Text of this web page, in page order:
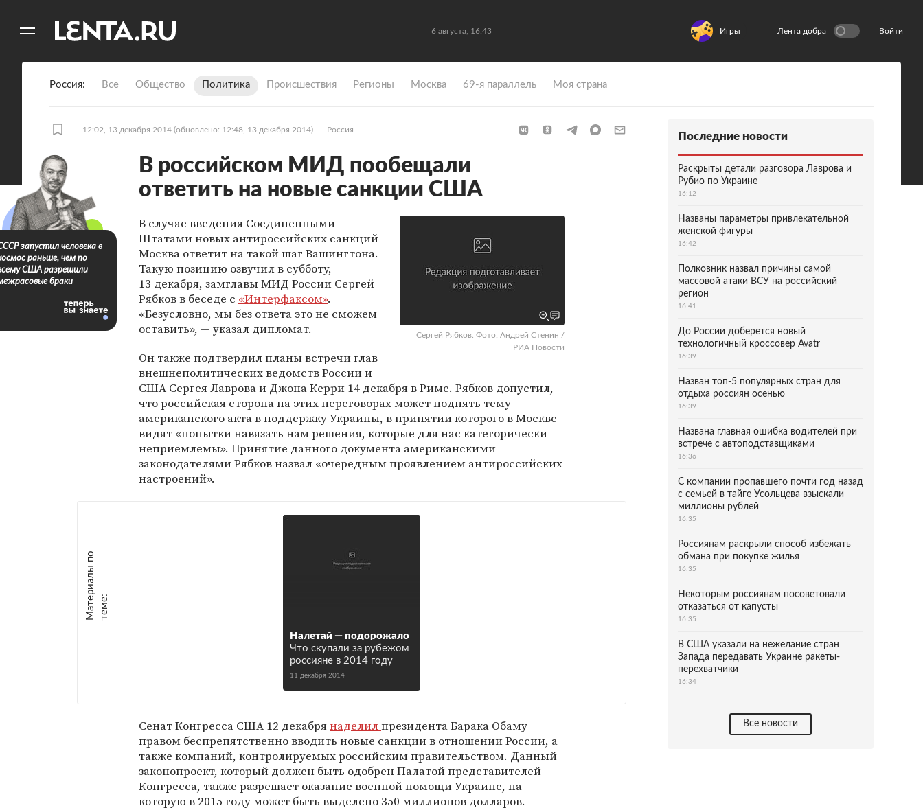
6 августа, 16:43 Игры Лента добра Войти
Россия Все Общество Политика Происшествия Регионы Москва 69-я параллель Моя страна
12:02, 13 декабря 2014 (обновлено: 12:48, 13 декабря 2014) Россия
В российском МИД пообещали
ответить на новые санкции США
Сергей Рябков. Фото: Андрей Стенин /
РИА Новости
В случае введения Соединенными
Штатами новых антироссийских санкций
Москва ответит на такой шаг Вашингтона.
Такую позицию озвучил в субботу,
13 декабря, замглавы МИД России Сергей
Рябков в беседе с «Интерфаксом».
«Безусловно, мы без ответа это не сможем
оставить», — указал дипломат.
Он также подтвердил планы встречи глав
внешнеполитических ведомств России и
США Сергея Лаврова и Джона Керри 14 декабря в Риме. Рябков допустил,
что российская сторона на этих переговорах может поднять тему
американского акта в поддержку Украины, в принятии которого в Москве
видят «попытки навязать нам решения, которые для нас категорически
неприемлемы». Принятие данного документа американскими
законодателями Рябков назвал «очередным проявлением антироссийских
настроений».
М
а
т е
р
и
а
л
ы
п
о
т
е
м
е :
Налетай — подорожало
Что скупали за рубежом
россияне в 2014 году
11 декабря 2014
Сенат Конгресса США 12 декабрянаделилпрезидента Барака Обаму
правом беспрепятственно вводить новые санкции в отношении России, а
также компаний, контролируемых российским правительством. Данный
законопроект, который должен быть одобрен Палатой представителей
Конгресса, также разрешает оказание военной помощи Украине, на
которую в 2015 году может быть выделено 350 миллионов долларов.
запустил человека в
раньше, чем по
США разрешили
браки
Последние новости
Раскрыты детали разговора Лаврова и
Рубио по Украине
16:12
Названы параметры привлекательной
женской фигуры
16:42
Полковник назвал причины самой
массовой атаки ВСУ на российский
регион
16:41
До России доберется новый
технологичный кроссовер Avatr
16:39
Назван топ-5 популярных стран для
отдыха россиян осенью
16:39
Названа главная ошибка водителей при
встрече с автоподставщиками
16:36
С компании пропавшего почти год назад
с семьей в тайге Усольцева взыскали
миллионы рублей
16:35
Россиянам раскрыли способ избежать
обмана при покупке жилья
16:35
Некоторым россиянам посоветовали
отказаться от капусты
16:35
В США указали на нежелание стран
Запада передавать Украине ракеты-
перехватчики
16:34
Все новости